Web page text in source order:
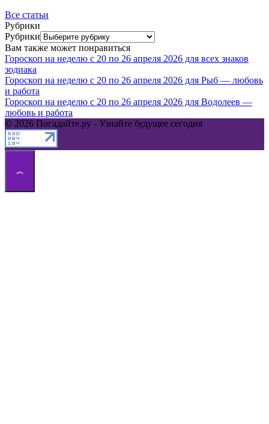
Все статьи
Рубрики
Рубрики
Вам также может понравиться
Гороскоп на неделю с 20 по 26 апреля 2026 для всех знаков
зодиака
Гороскоп на неделю с 20 по 26 апреля 2026 для Рыб — любовь
и работа
Гороскоп на неделю с 20 по 26 апреля 2026 для Водолеев —
любовь и работа
© 2026 Погадайте.ру - Узнайте будущее сегодня